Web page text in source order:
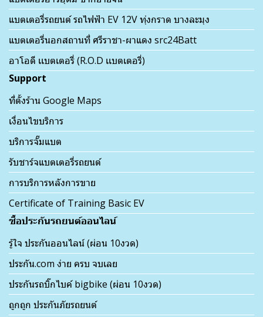
แบตเตอรี่รถยนต์ รถไฟฟ้า EV 12V ทุ่งกราด บางละมุง
แบตเตอรี่นอกสถานที่ ศรีราชา-ผาแดง src24Batt
อาโอดี เเบตเตอรี่ (R.O.D เเบตเตอรี่)
Support
ที่ตั้งร้าน Google Maps
เงื่อนไขบริการ
บริการจั๊มแบต
รับชาร์จแบตเตอรี่รถยนต์
การบริการหลังการขาย
Certificate of Training Basic EV
ซื้อประกันรถยนต์ออนไลน์
รู้ใจ ประกันออนไลน์ (ผ่อน 10งวด)
ประกัน.com ง่าย ครบ จบเลย
ประกันรถบิ๊กไบค์ bigbike (ผ่อน 10งวด)
ถูกถูก ประกันภัยรถยนต์